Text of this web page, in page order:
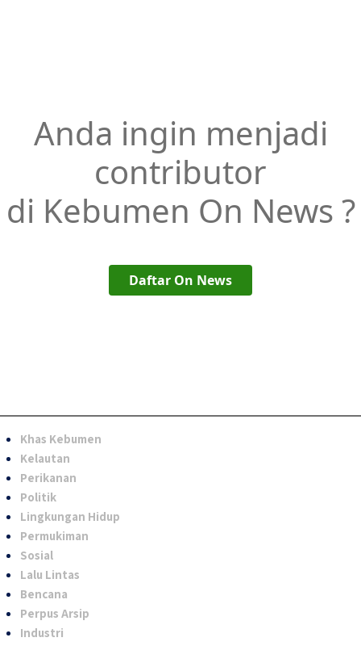
Anda ingin menjadi
contributor
di Kebumen On News ?
Daftar On News
Khas Kebumen
Kelautan
Perikanan
Politik
Lingkungan Hidup
Permukiman
Sosial
Lalu Lintas
Bencana
Perpus Arsip
Industri